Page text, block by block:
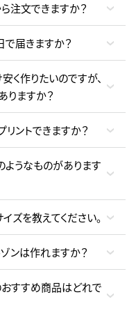
注文できますか？
で届きますか？
く作りたいのですが、
りますか？
ントできますか？
うなものがあります
ズを教えてください。
ンは作れますか？
おすすめ商品はどれで